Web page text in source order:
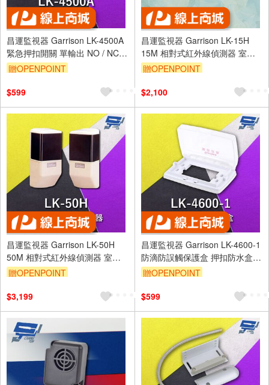
昌運監視器 Garrison LK-4500A
緊急押扣開關 單輸出 NO / NC輸
出接點
贈OPENPOINT
$599
昌運監視器 Garrison LK-15H
15M 相對式紅外線偵測器 室內
外均可使用
贈OPENPOINT
$2,100
昌運監視器 Garrison LK-50H
50M 相對式紅外線偵測器 室內
外均可使用
贈OPENPOINT
$3,199
昌運監視器 Garrison LK-4600-1
防滴防誤觸保護盒 押扣防水盒
透明盒蓋
贈OPENPOINT
$599